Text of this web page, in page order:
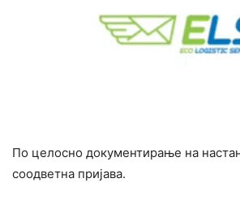
По целосно документирање на
соодветна пријава.